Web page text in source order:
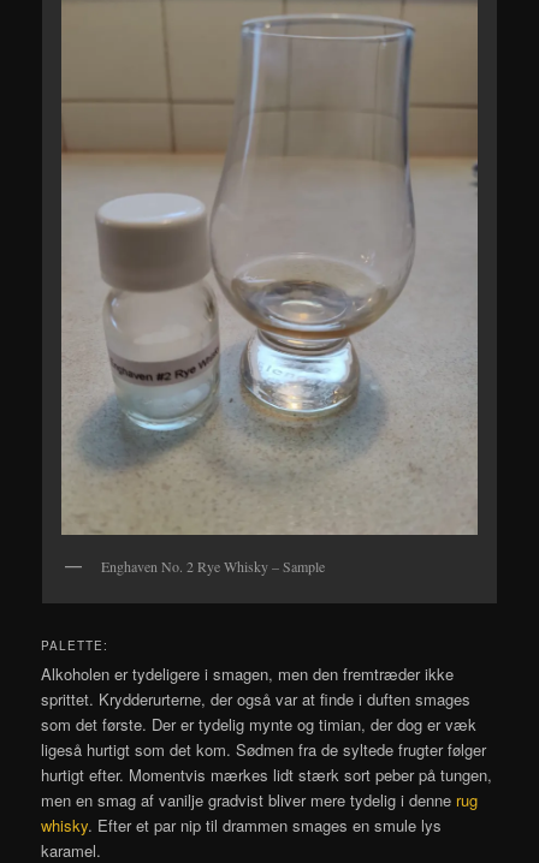
Enghaven No. 2 Rye Whisky – Sample
PALETTE:
Alkoholen er tydeligere i smagen, men den fremtræder ikke
sprittet. Krydderurterne, der også var at finde i duften smages
som det første. Der er tydelig mynte og timian, der dog er væk
ligeså hurtigt som det kom. Sødmen fra de syltede frugter følger
hurtigt efter. Momentvis mærkes lidt stærk sort peber på tungen,
men en smag af vanilje gradvist bliver mere tydelig i denne rug
whisky. Efter et par nip til drammen smages en smule lys
karamel.